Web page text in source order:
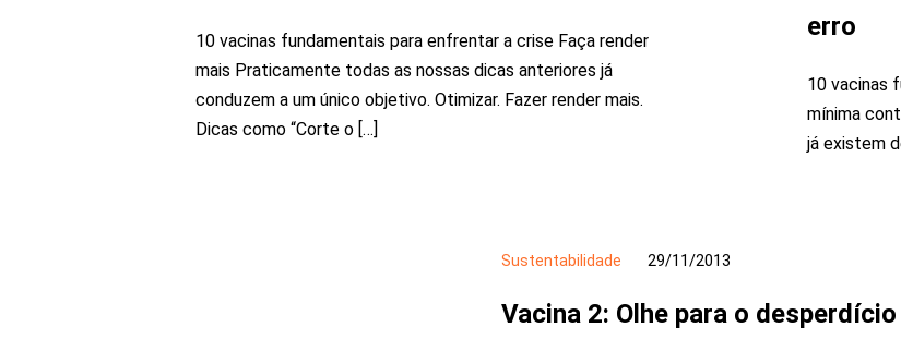
10 vacinas fundamentais para enfrentar a crise Faça render
mais Praticamente todas as nossas dicas anteriores já
conduzem a um único objetivo. Otimizar. Fazer render mais.
Dicas como “Corte o […]
erro
10 vacinas
mínima
já existem
Sustentabilidade 29/11/2013
Vacina 2: Olhe para o desperdício